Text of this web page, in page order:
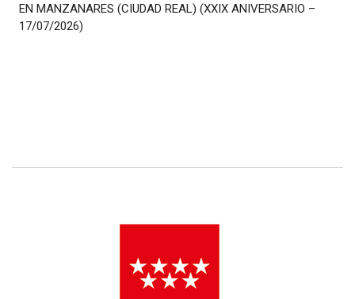
EN MANZANARES (CIUDAD REAL) (XXIX ANIVERSARIO –
17/07/2026)